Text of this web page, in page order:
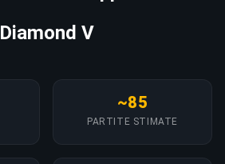
Diamond V
~85
PARTITE STIMATE